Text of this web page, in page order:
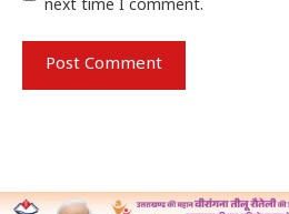
next time I comment.